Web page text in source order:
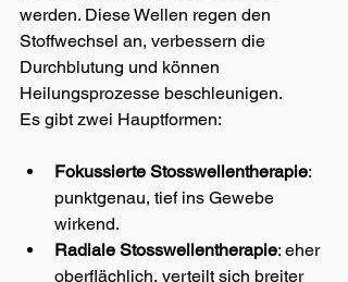
werden. Diese Wellen regen den
Stoffwechsel an, verbessern die
Durchblutung und können
Heilungsprozesse beschleunigen.
Es gibt zwei Hauptformen:
Fokussierte Stosswellentherapie:
punktgenau, tief ins Gewebe
wirkend.
Radiale Stosswellentherapie: eher
oberflächlich, verteilt sich breiter